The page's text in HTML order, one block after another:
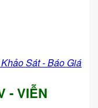
Sát - Báo Giá
- VIỄN